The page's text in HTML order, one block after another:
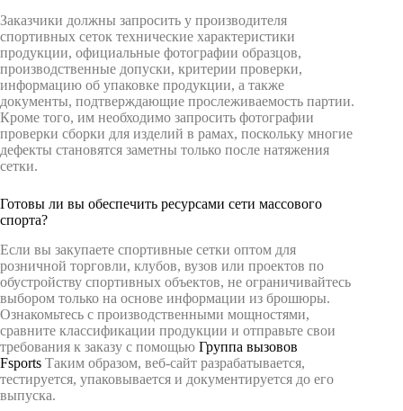
Заказчики должны запросить у производителя
спортивных сеток технические характеристики
продукции, официальные фотографии образцов,
производственные допуски, критерии проверки,
информацию об упаковке продукции, а также
документы, подтверждающие прослеживаемость партии.
Кроме того, им необходимо запросить фотографии
проверки сборки для изделий в рамах, поскольку многие
дефекты становятся заметны только после натяжения
сетки.
Готовы ли вы обеспечить ресурсами сети массового
спорта?
Если вы закупаете спортивные сетки оптом для
розничной торговли, клубов, вузов или проектов по
обустройству спортивных объектов, не ограничивайтесь
выбором только на основе информации из брошюры.
Ознакомьтесь с производственными мощностями,
сравните классификации продукции и отправьте свои
требования к заказу с помощью Группа вызовов
Fsports Таким образом, веб-сайт разрабатывается,
тестируется, упаковывается и документируется до его
выпуска.